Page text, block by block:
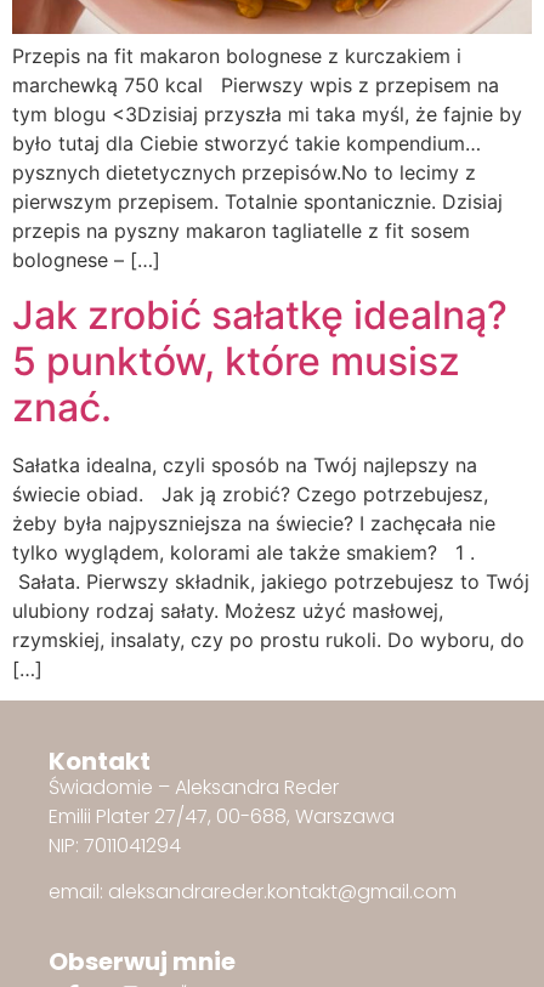
Przepis na fit makaron bolognese z kurczakiem i
marchewką 750 kcal Pierwszy wpis z przepisem na
tym blogu <3Dzisiaj przyszła mi taka myśl, że fajnie by
było tutaj dla Ciebie stworzyć takie kompendium…
pysznych dietetycznych przepisów.No to lecimy z
pierwszym przepisem. Totalnie spontanicznie. Dzisiaj
przepis na pyszny makaron tagliatelle z fit sosem
bolognese – […]
Jak zrobić sałatkę idealną?
5 punktów, które musisz
znać.
Sałatka idealna, czyli sposób na Twój najlepszy na
świecie obiad. Jak ją zrobić? Czego potrzebujesz,
żeby była najpyszniejsza na świecie? I zachęcała nie
tylko wyglądem, kolorami ale także smakiem? 1 .
Sałata. Pierwszy składnik, jakiego potrzebujesz to Twój
ulubiony rodzaj sałaty. Możesz użyć masłowej,
rzymskiej, insalaty, czy po prostu rukoli. Do wyboru, do
[…]
Kontakt
Świadomie – Aleksandra Reder
Emilii Plater 27/47, 00-688, Warszawa
NIP: 7011041294
email: aleksandrareder.kontakt@gmail.com
Obserwuj mnie